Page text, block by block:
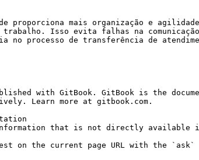
proporciona mais organização e
trabalho. Isso evita falhas na
no processo de transferência de
with GitBook. GitBook is the
Learn more at gitbook.com.
that is not directly available in
on the current page URL with the